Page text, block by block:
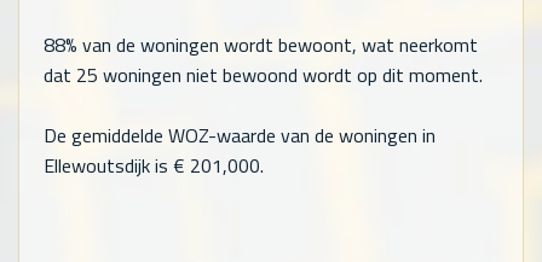
88% van de woningen wordt bewoont, wat neerkomt
dat 25 woningen niet bewoond wordt op dit moment.
De gemiddelde WOZ-waarde van de woningen in
Ellewoutsdijk is € 201,000.